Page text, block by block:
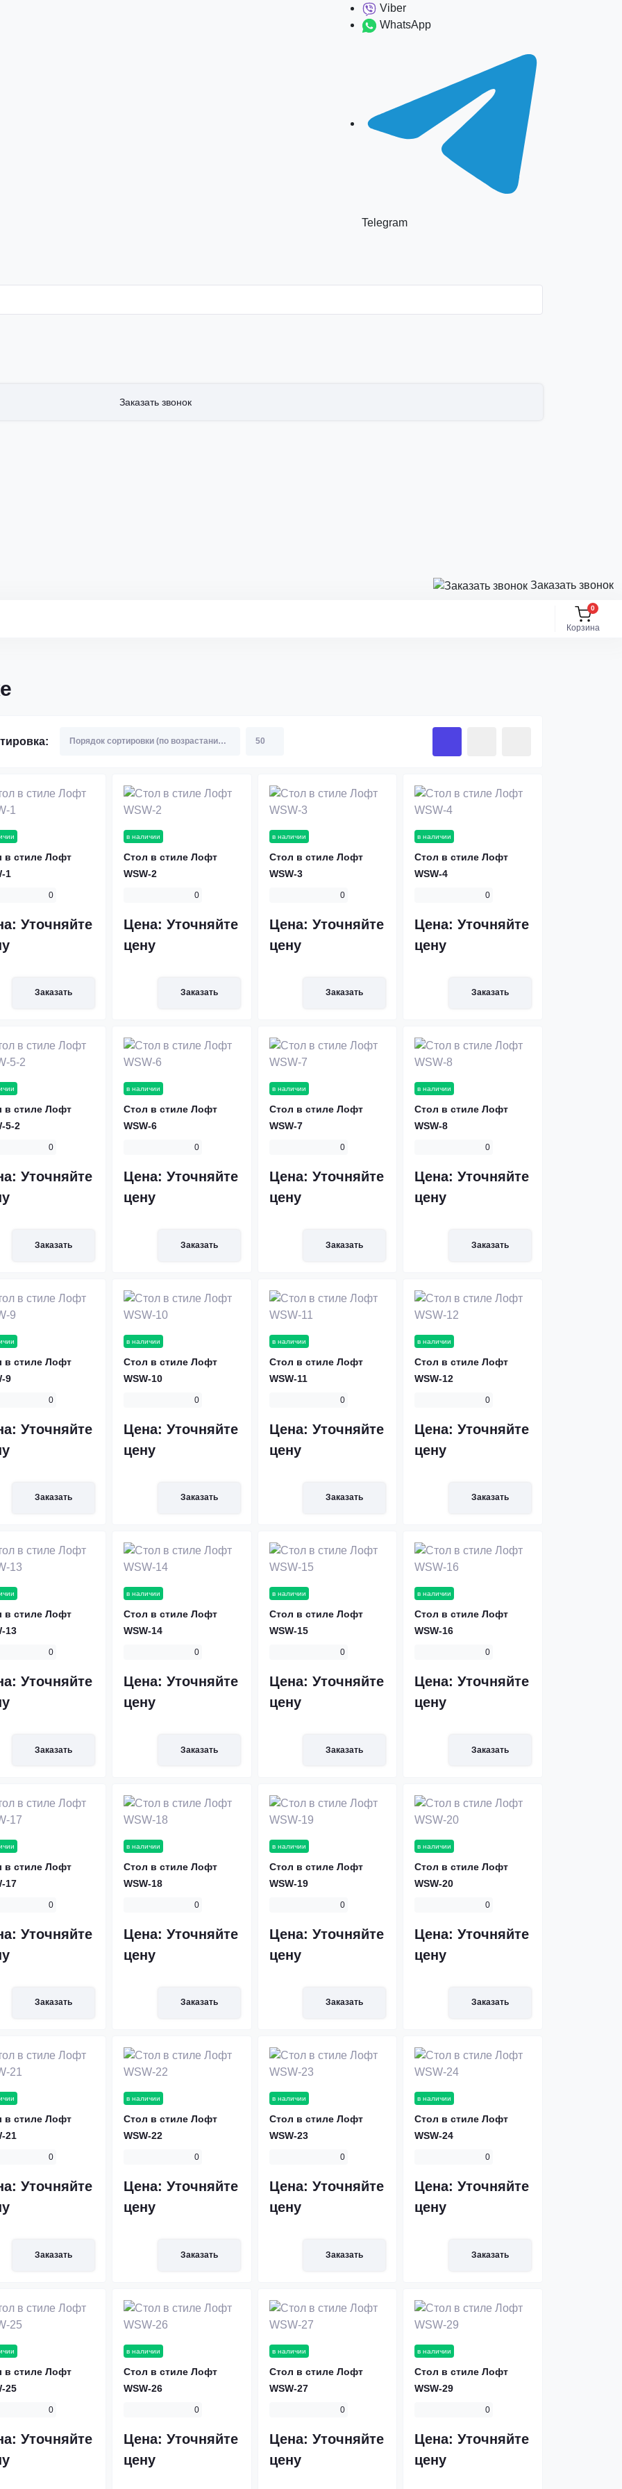
Viber
WhatsApp
Telegram
Заказать звонок
Заказать звонок
Корзина
0
в стиле Лофт
1
0
Уточняйте
Заказать
в наличии
Стол в стиле Лофт
WSW-2
0
Цена: Уточняйте
цену
Заказать
в наличии
Стол в стиле Лофт
WSW-3
0
Цена: Уточняйте
цену
Заказать
в наличии
Стол в стиле Лофт
WSW-4
0
Цена:Уточняйте
цену
Заказать
в стиле Лофт
5-2
0
Уточняйте
Заказать
в наличии
Стол в стиле Лофт
WSW-6
0
Цена: Уточняйте
цену
Заказать
в наличии
Стол в стиле Лофт
WSW-7
0
Цена: Уточняйте
цену
Заказать
в наличии
Стол в стиле Лофт
WSW-8
0
Цена:Уточняйте
цену
Заказать
в стиле Лофт
9
0
Уточняйте
Заказать
в наличии
Стол в стиле Лофт
WSW-10
0
Цена: Уточняйте
цену
Заказать
в наличии
Стол в стиле Лофт
WSW-11
0
Цена: Уточняйте
цену
Заказать
в наличии
Стол в стиле Лофт
WSW-12
0
Цена:Уточняйте
цену
Заказать
в стиле Лофт
13
0
Уточняйте
Заказать
в наличии
Стол в стиле Лофт
WSW-14
0
Цена: Уточняйте
цену
Заказать
в наличии
Стол в стиле Лофт
WSW-15
0
Цена: Уточняйте
цену
Заказать
в наличии
Стол в стиле Лофт
WSW-16
0
Цена:Уточняйте
цену
Заказать
в стиле Лофт
17
0
Уточняйте
Заказать
в наличии
Стол в стиле Лофт
WSW-18
0
Цена: Уточняйте
цену
Заказать
в наличии
Стол в стиле Лофт
WSW-19
0
Цена: Уточняйте
цену
Заказать
в наличии
Стол в стиле Лофт
WSW-20
0
Цена:Уточняйте
цену
Заказать
в стиле Лофт
21
0
Уточняйте
Заказать
в наличии
Стол в стиле Лофт
WSW-22
0
Цена: Уточняйте
цену
Заказать
в наличии
Стол в стиле Лофт
WSW-23
0
Цена: Уточняйте
цену
Заказать
в наличии
Стол в стиле Лофт
WSW-24
0
Цена:Уточняйте
цену
Заказать
в стиле Лофт
25
0
Уточняйте
в наличии
Стол в стиле Лофт
WSW-26
0
Цена: Уточняйте
цену
в наличии
Стол в стиле Лофт
WSW-27
0
Цена: Уточняйте
цену
в наличии
Стол в стиле Лофт
WSW-29
0
Цена:Уточняйте
цену